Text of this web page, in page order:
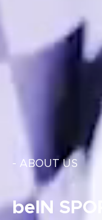
- ABOUT US
beIN